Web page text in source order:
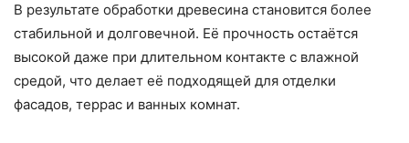
В результате обработки древесина становится более
стабильной и долговечной. Её прочность остаётся
высокой даже при длительном контакте с влажной
средой, что делает её подходящей для отделки
фасадов, террас и ванных комнат.